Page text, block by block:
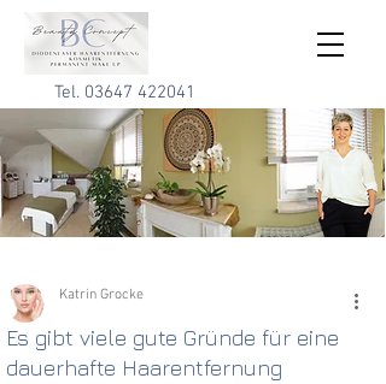
Tel. 03647 422041
Es gibt viele gute Gründe für eine
dauerhafte Haarentfernung
Katrin Grocke